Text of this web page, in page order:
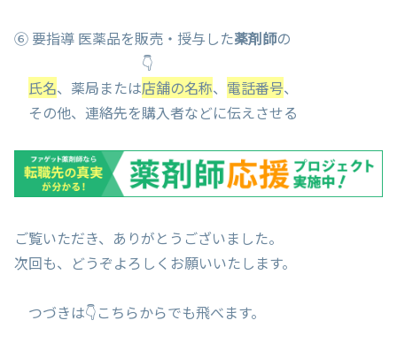
⑥ 要指導 医薬品を販売・授与した薬剤師の
👇
氏名、薬局または店舗の名称、 電話番号、
その他、連絡先を購入者などに伝えさせる
ご覧いただき、ありがとうございました。
次回も、どうぞよろしくお願いいたします。
つづきは👇こちらからでも飛べます。